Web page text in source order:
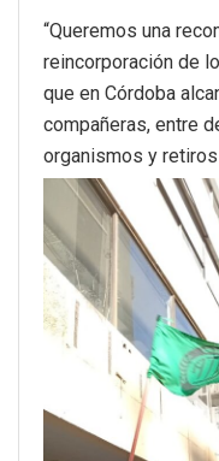
“Queremos una
reincorporación de
que en Córdoba
compañeras, entre
organismos y